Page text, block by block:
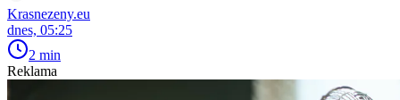
Krasnezeny.eu
dnes, 05:25
2 min
Reklama